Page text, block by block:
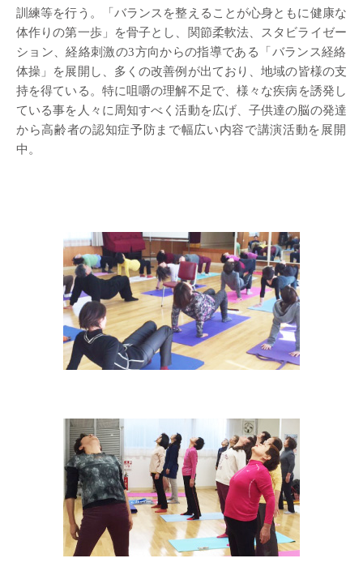
訓練等を行う。「バランスを整えることが心身ともに健康な
体作りの第一歩」を骨子とし、関節柔軟法、スタビライゼー
ション、経絡刺激の3方向からの指導である「バランス経絡
体操」を展開し、 多くの改善例が出ており、地域の皆様の支
持を得ている。特に咀嚼の理解不足で、様々な疾病を誘発し
ている事を人々に周知すべく活動を広げ、子供達の脳の発達
から高齢者の認知症予防まで幅広い内容で講演活動を展開
中。